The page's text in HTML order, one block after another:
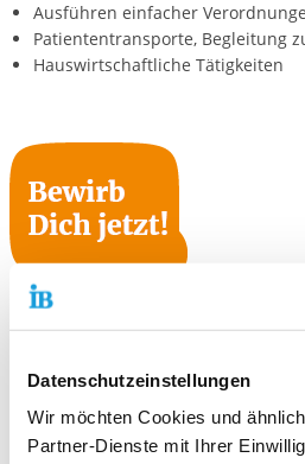
Datenschutzeinstellungen
Wir möchten Cookies und
Partner-Dienste mit Ihrer
Ausführen einfacher
Patiententransporte, Begleitung
Hauswirtschaftliche Tätigkeiten